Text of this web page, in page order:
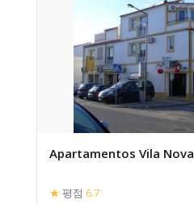
Apartamentos Vila Nova
★ 평점 6.7